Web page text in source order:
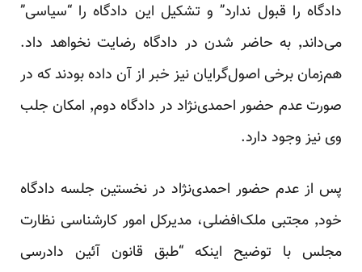
دادگاه را قبول ندارد” و تشکیل این دادگاه را “سیاسی”
می‌داند٬ به حاضر شدن در دادگاه رضایت نخواهد داد.
هم‌زمان برخی اصول‌گرایان نیز خبر از آن داده بودند که در
صورت عدم حضور احمدی‌نژاد در دادگاه دوم٬ امکان جلب
وی نیز وجود دارد.
پس از عدم حضور احمدی‌نژاد در نخستین جلسه دادگاه
خود٬ مجتبی ملک‌افضلی، مدیرکل امور کارشناسی نظارت
مجلس با توضیح اینکه “طبق قانون آئین دادرسی